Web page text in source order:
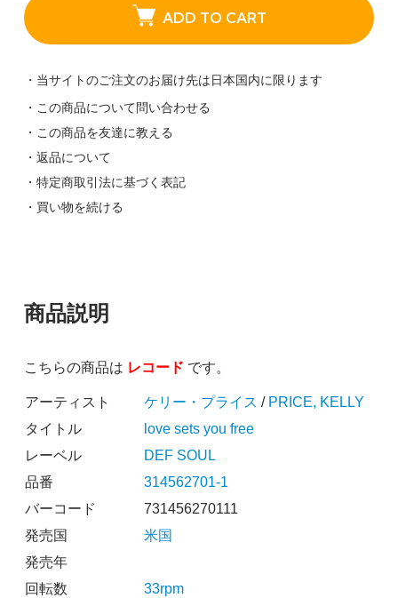
ADD TO CART
・当サイトのご注文のお届け先は日本国内に限ります
・この商品について問い合わせる
・この商品を友達に教える
・返品について
・特定商取引法に基づく表記
・買い物を続ける
商品説明
こちらの商品は レコード です。
アーティスト ケリー・プライス / PRICE, KELLY
タイトル
love sets you free
レーベル
DEF SOUL
品番
314562701-1
バーコード
731456270111
発売国
米国
発売年
回転数
33rpm